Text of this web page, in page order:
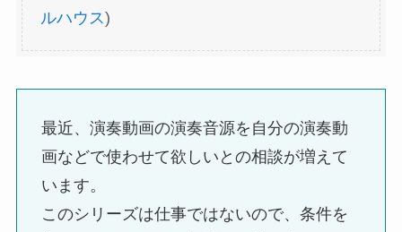
ルハウス)
最近、演奏動画の演奏音源を自分の演奏動
画などで使わせて欲しいとの相談が増えて
います。
このシリーズは仕事ではないので、条件を